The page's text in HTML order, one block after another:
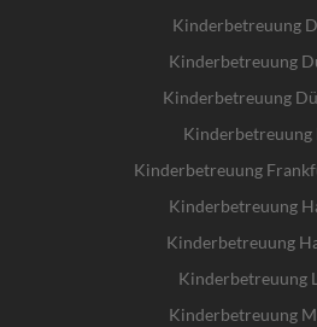
Kinderbetreuung
Kinderbetreuung
Kinderbetreuung
Kinderbetreuung
Kinderbetreuung
Kinderbetreuung
Kinderbetreuung
Kinderbetreuung
Kinderbetreuung